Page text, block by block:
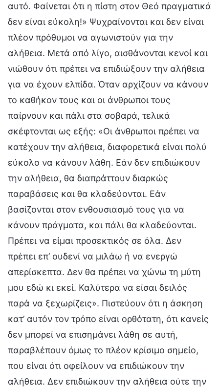
αυτό. Φαίνεται ότι η πίστη στον Θεό πραγματικά
δεν είναι εύκολη!» Ψυχραίνονται και δεν είναι
πλέον πρόθυμοι να αγωνιστούν για την
αλήθεια. Μετά από λίγο, αισθάνονται κενοί και
νιώθουν ότι πρέπει να επιδιώξουν την αλήθεια
για να έχουν ελπίδα. Όταν αρχίζουν να κάνουν
το καθήκον τους και οι άνθρωποι τους
παίρνουν και πάλι στα σοβαρά, τελικά
σκέφτονται ως εξής: «Οι άνθρωποι πρέπει να
κατέχουν την αλήθεια, διαφορετικά είναι πολύ
εύκολο να κάνουν λάθη. Εάν δεν επιδιώκουν
την αλήθεια, θα διαπράττουν διαρκώς
παραβάσεις και θα κλαδεύονται. Εάν
βασίζονται στον ενθουσιασμό τους για να
κάνουν πράγματα, και πάλι θα κλαδεύονται.
Πρέπει να είμαι προσεκτικός σε όλα. Δεν
πρέπει επ’ ουδενί να μιλάω ή να ενεργώ
απερίσκεπτα. Δεν θα πρέπει να χώνω τη μύτη
μου εδώ κι εκεί. Καλύτερα να είσαι δειλός
παρά να ξεχωρίζεις». Πιστεύουν ότι η άσκηση
κατ’ αυτόν τον τρόπο είναι ορθότατη, ότι κανείς
δεν μπορεί να επισημάνει λάθη σε αυτή,
παραβλέπουν όμως το πλέον κρίσιμο σημείο,
που είναι ότι οφείλουν να επιδιώκουν την
αλήθεια. Δεν επιδιώκουν την αλήθεια ούτε την